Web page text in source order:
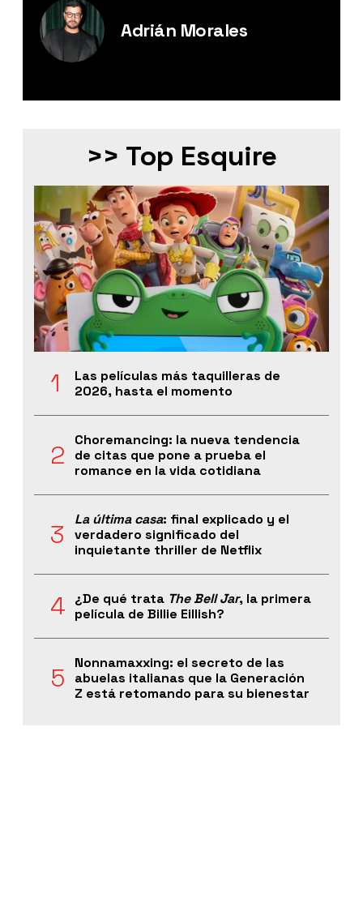
Adrián Morales
>> Top Esquire
Las películas más taquilleras de
2026, hasta el momento
Choremancing: la nueva tendencia
de citas que pone a prueba el
romance en la vida cotidiana
La última casa: final explicado y el
verdadero significado del
inquietante thriller de Netflix
¿De qué trata The Bell Jar, la primera
película de Billie Eillish?
Nonnamaxxing: el secreto de las
abuelas italianas que la Generación
Z está retomando para su bienestar